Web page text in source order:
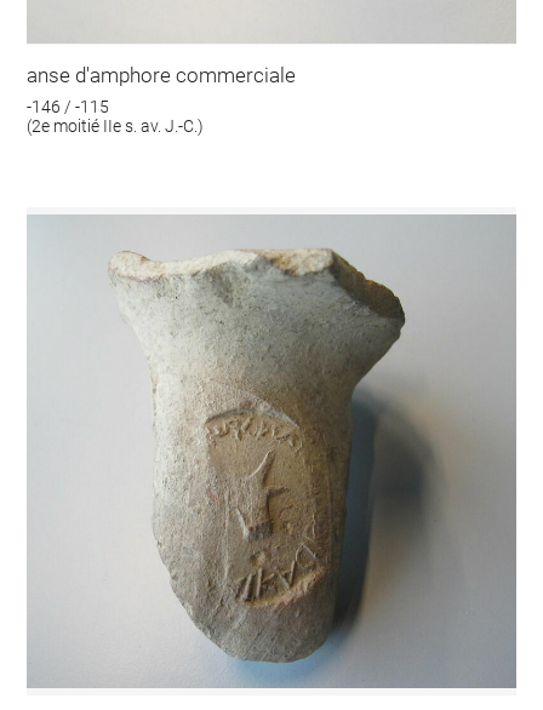
anse d'amphore commerciale
-146 / -115
(2e moitié IIe s. av. J.-C.)